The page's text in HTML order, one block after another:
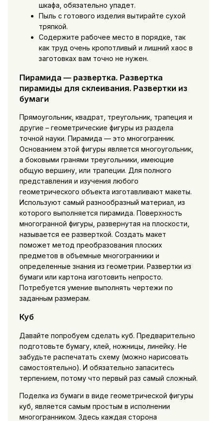
шкафа, обязательно упадет.
Пыль с готового изделия вытирайте сухой
тряпкой.
Содержите рабочее место в порядке, так
как труд очень кропотливый и лишний хаос в
заготовках вам точно не нужен.
Пирамида — развертка. Развертка
пирамиды для склеивания. Развертки из
бумаги
Прямоугольник, квадрат, треугольник, трапеция и
другие – геометрические фигуры из раздела
точной науки. Пирамида — это многогранник.
Основанием этой фигуры является многоугольник,
а боковыми гранями треугольники, имеющие
общую вершину, или трапеции. Для полного
представления и изучения любого
геометрического объекта изготавливают макеты.
Используют самый разнообразный материал, из
которого выполняется пирамида. Поверхность
многогранной фигуры, развернутая на плоскости,
называется ее разверткой. Создать макет
поможет метод преобразования плоских
предметов в объемные многогранники и
определенные знания из геометрии. Развертки из
бумаги или картона изготовить непросто.
Потребуется умение выполнять чертежи по
заданным размерам.
Куб
Давайте попробуем сделать куб. Предварительно
подготовьте бумагу, клей, ножницы, линейку. Не
забудьте распечатать схему (можно нарисовать
самостоятельно). И обязательно запаситесь
терпением, потому что первый раз самый сложный.
Поделка из бумаги в виде геометрической фигуры
куб, является самым простым в исполнении
многогранником. Здесь каждая сторона